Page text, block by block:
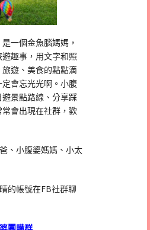
一個金魚腦媽媽，
趣事，用文字和照
遊、美食的點點滴
會忘光光啊。小腹
景點路線、分享踩
會出現在社群，歡
、小腹婆媽媽、小太
的帳號在FB社群聊